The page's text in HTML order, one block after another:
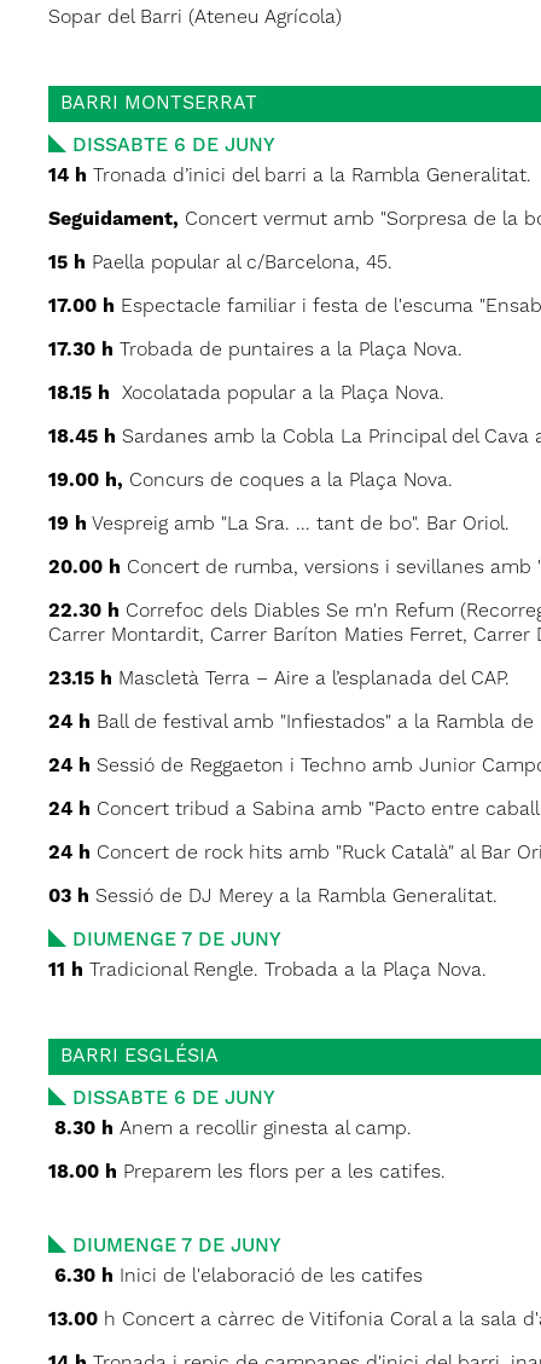
Sopar del Barri (Ateneu Agrícola)
BARRI MONTSERRAT
DISSABTE 6 DE JUNY
14 h Tronada d’inici del barri a la Rambla Generalitat.
Seguidament, Concert vermut amb "Sorpresa de la
15 h Paella popular al c/Barcelona, 45.
17.00 h Espectacle familiar i festa de l'escuma
17.30 h Trobada de puntaires a la Plaça Nova.
18.15 h Xocolatada popular a la Plaça Nova.
18.45 h Sardanes amb la Cobla La Principal del Cava
19.00 h, Concurs de coques a la Plaça Nova.
19 h Vespreig amb "La Sra. ... tant de bo". Bar Oriol.
20.00 h Concert de rumba, versions i sevillanes amb
22.30 h Correfoc dels Diables Se m'n Refum
Carrer Montardit, Carrer Baríton Maties Ferret,
23.15 h Mascletà Terra – Aire a l’esplanada del CAP.
24 h Ball de festival amb "Infiestados" a la Rambla de
24 h Sessió de Reggaeton i Techno amb Junior
24 h Concert tribud a Sabina amb "Pacto entre
24 h Concert de rock hits amb "Ruck Català" al Bar
03 h Sessió de DJ Merey a la Rambla Generalitat.
DIUMENGE 7 DE JUNY
11 h Tradicional Rengle. Trobada a la Plaça Nova.
BARRI ESGLÉSIA
DISSABTE 6 DE JUNY
8.30 h Anem a recollir ginesta al camp.
18.00 h Preparem les flors per a les catifes.
DIUMENGE 7 DE JUNY
6.30 h Inici de l'elaboració de les catifes
13.00 h Concert a càrrec de Vitifonia Coral a la sala